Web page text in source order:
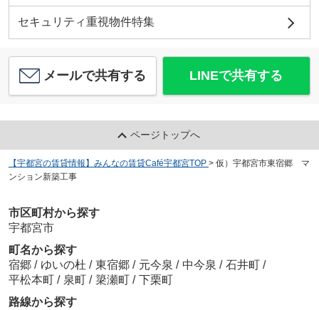
セキュリティ重視物件特集
メールで共有する LINEで共有する
ページトップへ
【宇都宮の賃貸情報】みんなの賃貸Café宇都宮TOP > 仮）宇都宮市東宿郷 マ
ンション新築工事
市区町村から探す
宇都宮市
町名から探す
宿郷 / ゆいの杜 / 東宿郷 / 元今泉 / 中今泉 / 石井町 /
平松本町 / 泉町 / 簗瀬町 / 下栗町
路線から探す